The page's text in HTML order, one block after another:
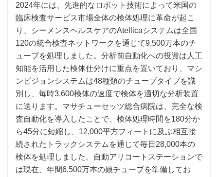
2024年には、先進的なロボット技術によって米国の
臨床検査サービス市場全体の検体処理に革命が起こ
り、シーメンスヘルスケアのAtellicaシステムは全国
120の統合検査ネットワークを通じて9,500万本のチ
ューブを処理しました。分析前自動化への投資は人工
知能を活用した検体仕分けに重点を置いており、マシ
ンビジョンシステムは48種類のチューブタイプを識
別し、毎時3,600検体の速度で検体を適切な分析装置
に送ります。マサチューセッツ総合病院は、完全な検
査自動化を導入したことで、検体処理時間を180分か
ら45分に短縮し、12,000平方フィートに及ぶ相互接
続されたトラックシステムを通じて毎日28,000本の
検体を処理しました。自動アリコートステーションで
は現在、年間6,500万本の娘チューブを準備してお